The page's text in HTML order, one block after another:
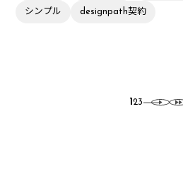
シンプル designpath契約
1 23